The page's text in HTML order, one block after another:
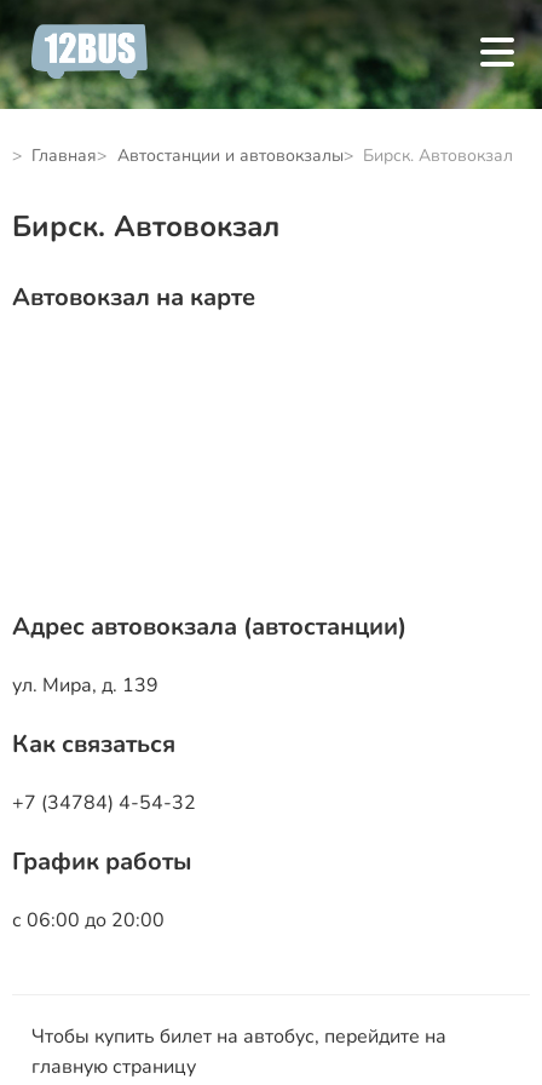
Главная Автостанции и автовокзалы Бирск. Автовокзал
Бирск. Автовокзал
Автовокзал на карте
Адрес автовокзала (автостанции)
ул. Мира, д. 139
Как связаться
+7 (34784) 4-54-32
График работы
с 06:00 до 20:00
Чтобы купить билет на автобус, перейдите на
главную страницу